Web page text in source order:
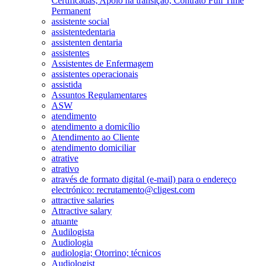
Permanent
assistente social
assistentedentaria
assistenten dentaria
assistentes
Assistentes de Enfermagem
assistentes operacionais
assistida
Assuntos Regulamentares
ASW
atendimento
atendimento a domicílio
Atendimento ao Cliente
atendimento domiciliar
atrative
atrativo
através de formato digital (e-mail) para o endereço
electrónico: recrutamento@cligest.com
attractive salaries
Attractive salary
atuante
Audilogista
Audiologia
audiologia; Otorrino; técnicos
Audiologist